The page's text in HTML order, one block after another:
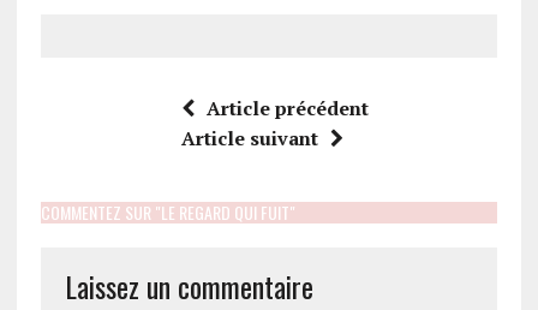
Article précédent
Article suivant
COMMENTEZ SUR "LE REGARD QUI FUIT"
Laissez un commentaire